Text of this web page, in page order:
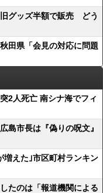
グッズ半額で販売 どう
田県「会見の対応に問題
2人死亡 南シナ海でフィ
島市長は『偽りの呪文』
増えた｣市区町村ランキン
たのは「報道機関による